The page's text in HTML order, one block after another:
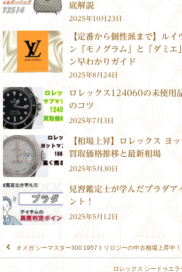
底解説
2025年10月23日
【定番から個性派まで】ル
ン「モノグラム」と「ダミエ
ン早わかりガイド
2025年8月24日
ロレックス124060の未使用
のコツ
2025年7月3日
【相場上昇】ロレックス ヨ
買取価格推移と最新相場
2025年5月30日
見習鑑定士が学んだプラダア
ント！
2025年5月12日
オメガ シーマスター300 1957トリロジーの中古相場上昇中！
ロレックス シードゥエ